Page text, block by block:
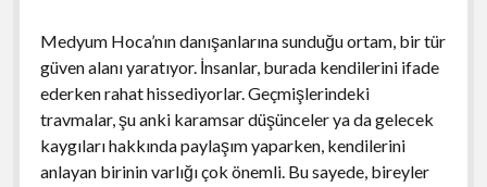
Medyum Hoca’nın danışanlarına sunduğu ortam, bir tür
güven alanı yaratıyor. İnsanlar, burada kendilerini ifade
ederken rahat hissediyorlar. Geçmişlerindeki
travmalar, şu anki karamsar düşünceler ya da gelecek
kaygıları hakkında paylaşım yaparken, kendilerini
anlayan birinin varlığı çok önemli. Bu sayede, bireyler